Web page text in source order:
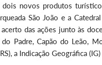
dois novos produtos
São João e a
das ações junto às
Padre, Capão do Leão,
a Indicação Geográfica